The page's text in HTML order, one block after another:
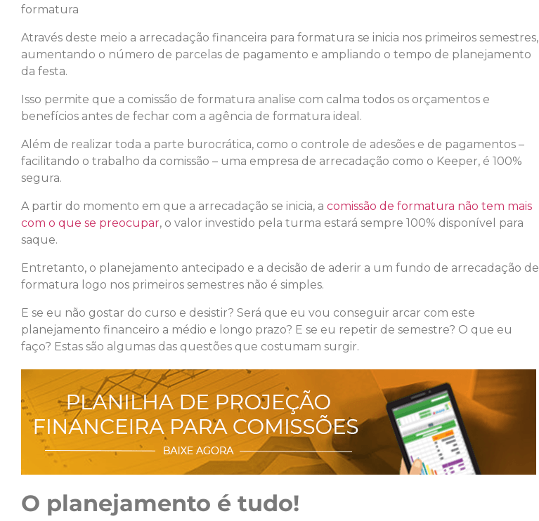
formatura
Através deste meio a arrecadação financeira para formatura se inicia nos primeiros semestres,
aumentando o número de parcelas de pagamento e ampliando o tempo de planejamento
da festa.
Isso permite que a comissão de formatura analise com calma todos os orçamentos e
benefícios antes de fechar com a agência de formatura ideal.
Além de realizar toda a parte burocrática, como o controle de adesões e de pagamentos –
facilitando o trabalho da comissão – uma empresa de arrecadação como o Keeper, é 100%
segura.
A partir do momento em que a arrecadação se inicia, a comissão de formatura não tem mais
com o que se preocupar, o valor investido pela turma estará sempre 100% disponível para
saque.
Entretanto, o planejamento antecipado e a decisão de aderir a um fundo de arrecadação de
formatura logo nos primeiros semestres não é simples.
E se eu não gostar do curso e desistir? Será que eu vou conseguir arcar com este
planejamento financeiro a médio e longo prazo? E se eu repetir de semestre? O que eu
faço? Estas são algumas das questões que costumam surgir.
O planejamento é tudo!